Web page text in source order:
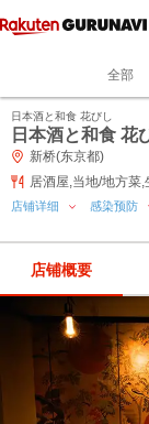
全部
日本酒と和食 花びし
日本酒と和食 花
新桥(东京都)
居酒屋,当地/地方菜,
店铺详细 感染预防
店铺概要